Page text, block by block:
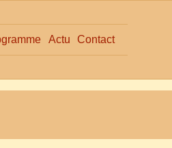
Actu Contact